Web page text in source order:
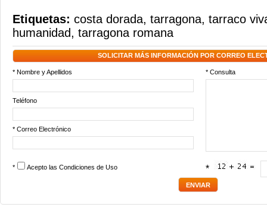
Etiquetas: costa dorada, tarragona, tarraco
humanidad, tarragona romana
SOLICITAR MÁS INFORMACIÓN POR CORREO
* Nombre y Apellidos * Consulta
Teléfono
* Correo Electrónico
* Acepto las Condiciones de Uso *